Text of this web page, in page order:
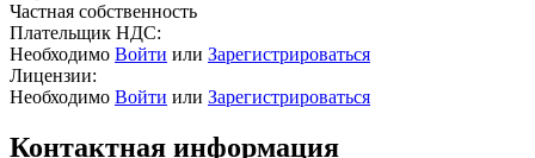
Частная собственность
Плательщик НДС:
Необходимо Войти или Зарегистрироваться
Лицензии:
Необходимо Войти или Зарегистрироваться
Контактная информация